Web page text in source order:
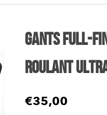
Gants Full-
roulant
€35,00